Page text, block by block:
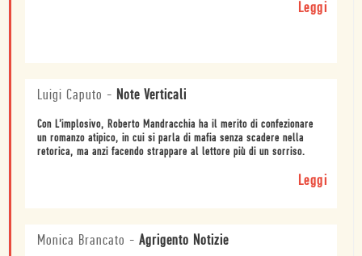
Leggi
Luigi Caputo - Note Verticali
Con L’implosivo, Roberto Mandracchia ha il merito di confezionare
un romanzo atipico, in cui si parla di mafia senza scadere nella
retorica, ma anzi facendo strappare al lettore più di un sorriso.
Leggi
Monica Brancato - Agrigento Notizie